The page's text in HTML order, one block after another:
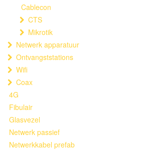
Cablecon
CTS
Mikrotik
Netwerk apparatuur
Ontvangststations
Wifi
Coax
4G
Fibulair
Glasvezel
Netwerk passief
Netwerkkabel prefab